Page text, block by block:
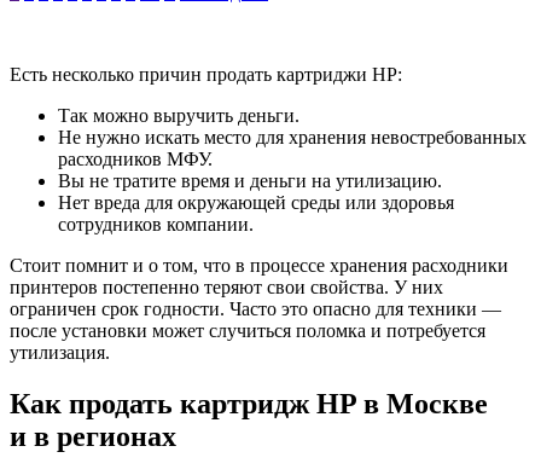
Есть несколько причин продать картриджи HP:
Так можно выручить деньги.
Не нужно искать место для хранения невостребованных
расходников МФУ.
Вы не тратите время и деньги на утилизацию.
Нет вреда для окружающей среды или здоровья
сотрудников компании.
Стоит помнит и о том, что в процессе хранения расходники
принтеров постепенно теряют свои свойства. У них
ограничен срок годности. Часто это опасно для техники —
после установки может случиться поломка и потребуется
утилизация.
Как продать картридж HP в Москве
и в регионах